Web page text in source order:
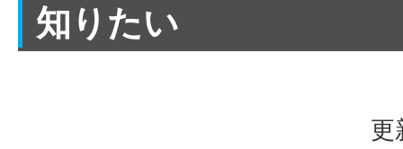
知りたい
更